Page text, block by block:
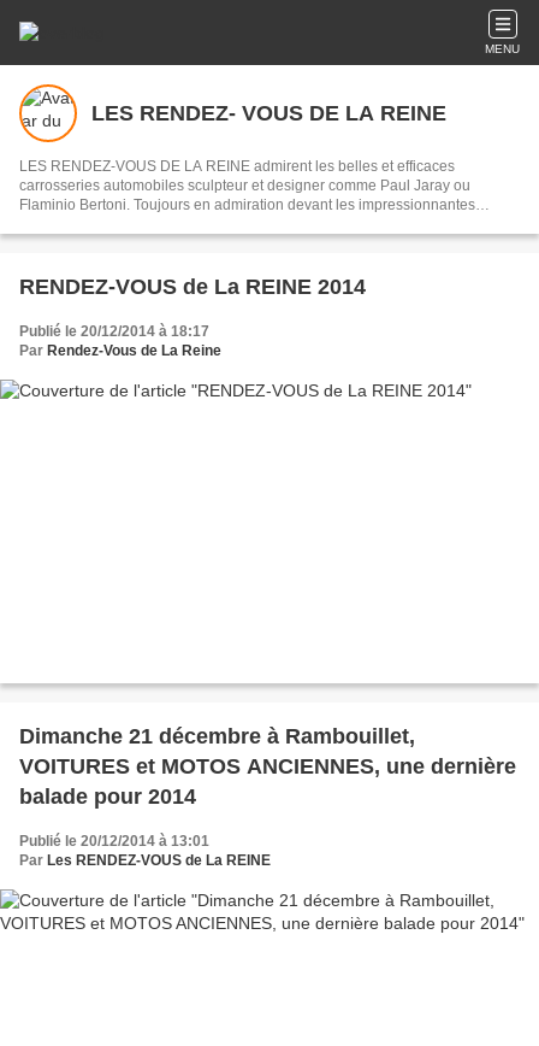
MENU
LES RENDEZ- VOUS DE LA REINE
LES RENDEZ-VOUS DE LA REINE admirent les belles et efficaces
carrosseries automobiles sculpteur et designer comme Paul Jaray ou
Flaminio Bertoni. Toujours en admiration devant les impressionnantes
souvenirs des courses du Mans ou de la Can - Am.
RENDEZ-VOUS de La REINE 2014
Publié le 20/12/2014 à 18:17
Par Rendez-Vous de La Reine
Dimanche 21 décembre à Rambouillet,
VOITURES et MOTOS ANCIENNES, une dernière
balade pour 2014
Publié le 20/12/2014 à 13:01
Par Les RENDEZ-VOUS de La REINE